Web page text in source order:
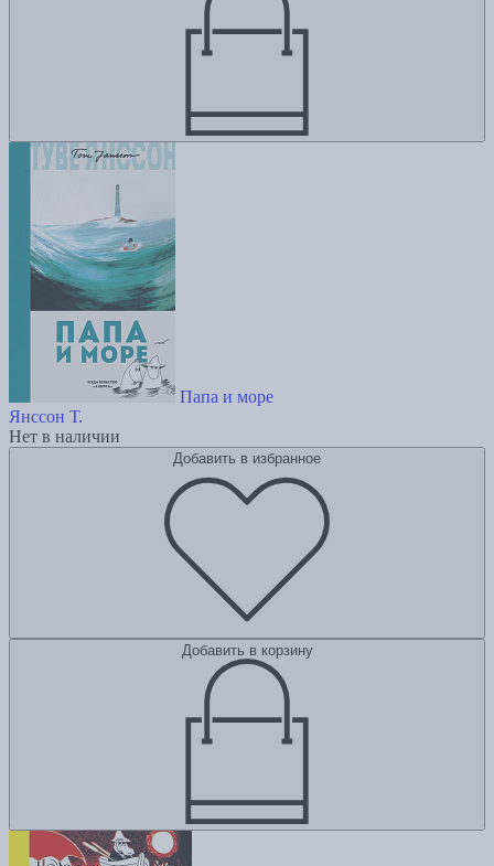
Папа и море
Янссон Т.
Нет в наличии
Добавить в избранное
Добавить в корзину